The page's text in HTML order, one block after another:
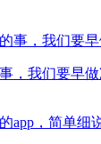
，我们要早